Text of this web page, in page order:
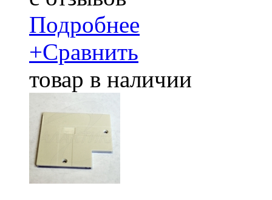
Подробнее
+Сравнить
товар в наличии